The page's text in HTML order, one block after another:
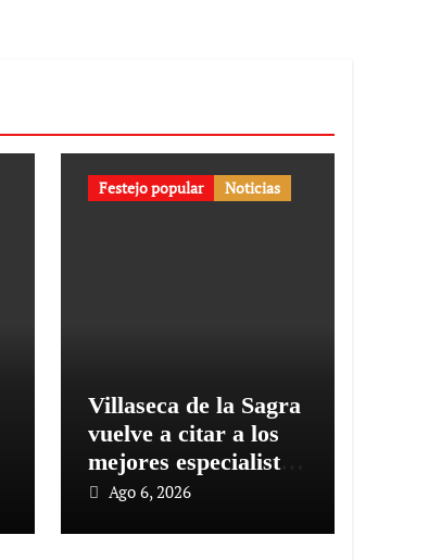
Festejo popular Noticias
Villaseca de la Sagra
vuelve a citar a los
mejores especialistas
en el VII Concurso
Ago 6, 2026